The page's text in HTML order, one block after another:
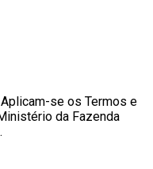
se os Termos e
da Fazenda